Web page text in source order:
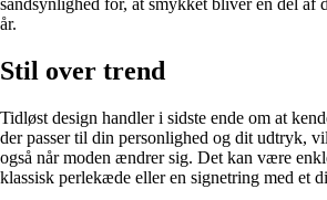
sandsynlighed for, at smykket bliver en del af
år.
Stil over trend
Tidløst design handler i sidste ende om at
der passer til din personlighed og dit udtryk,
også når moden ændrer sig. Det kan være
klassisk perlekæde eller en signetring med et